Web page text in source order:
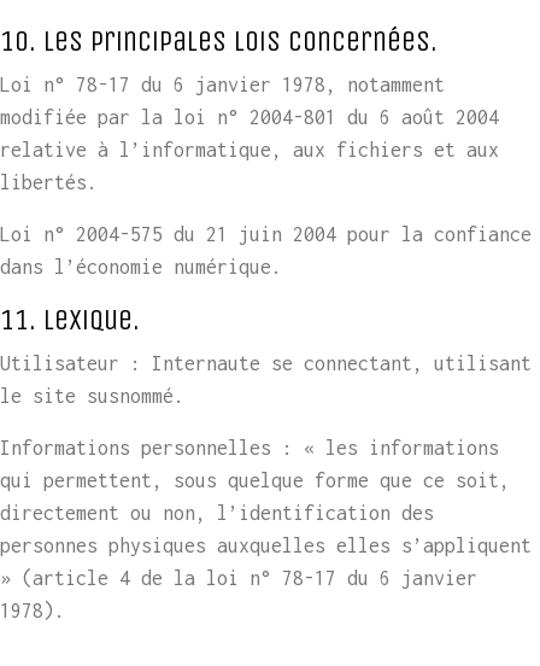
10. Les principales lois concernées.
Loi n° 78-17 du 6 janvier 1978, notamment
modifiée par la loi n° 2004-801 du 6 août 2004
relative à l’informatique, aux fichiers et aux
libertés.
Loi n° 2004-575 du 21 juin 2004 pour la confiance
dans l’économie numérique.
11. Lexique.
Utilisateur : Internaute se connectant, utilisant
le site susnommé.
Informations personnelles : « les informations
qui permettent, sous quelque forme que ce soit,
directement ou non, l’identification des
personnes physiques auxquelles elles s’appliquent
» (article 4 de la loi n° 78-17 du 6 janvier
1978).